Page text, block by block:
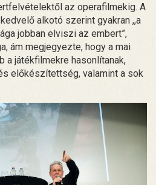
az operafilmekig. A
alkotó szerint gyakran ,,a
jobban elviszi az embert”,
ám megjegyezte, hogy a mai
a játékfilmekre hasonlítanak,
előkészítettség, valamint a sok